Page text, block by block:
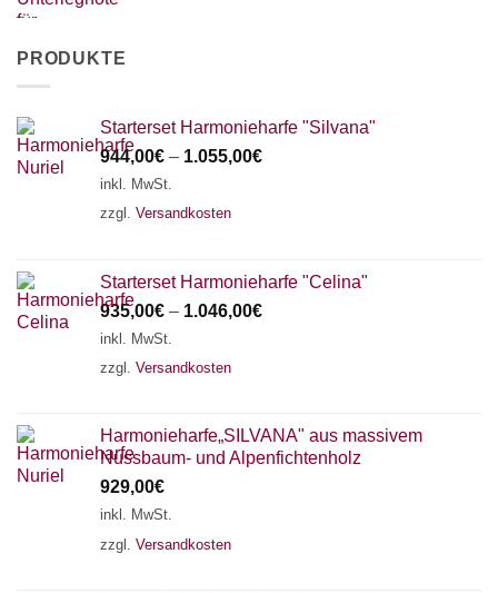
PRODUKTE
Starterset Harmonieharfe "Silvana"
944,00€ – 1.055,00€
inkl. MwSt.
zzgl. Versandkosten
Starterset Harmonieharfe "Celina"
935,00€ – 1.046,00€
inkl. MwSt.
zzgl. Versandkosten
Harmonieharfe„SILVANA" aus massivem
Nussbaum- und Alpenfichtenholz
929,00€
inkl. MwSt.
zzgl. Versandkosten